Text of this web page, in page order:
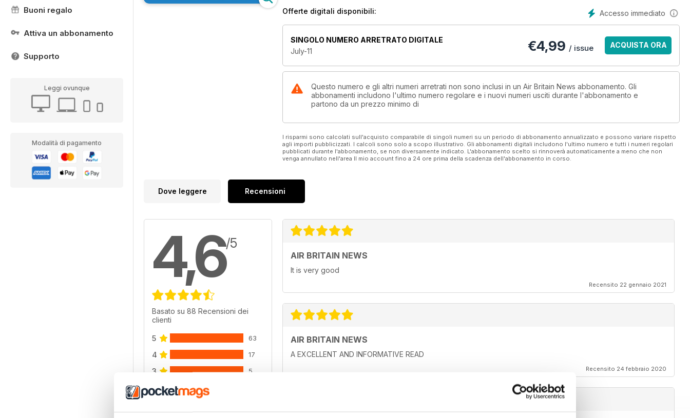
Buoni regalo
Attiva un abbonamento
Supporto
Leggi ovunque
Modalità di pagamento
Accesso immediato
Offerte digitali disponibili:
SINGOLO NUMERO ARRETRATO DIGITALE
July-11
€4,99 / issue ACQUISTA ORA
Questo numero e gli altri numeri arretrati non sono inclusi in un Air Britain News abbonamento. Gli
abbonamenti includono l'ultimo numero regolare e i nuovi numeri usciti durante l'abbonamento e
partono da un prezzo minimo di
I risparmi sono calcolati sull'acquisto comparabile di singoli numeri su un periodo di abbonamento annualizzato e possono variare rispetto
agli importi pubblicizzati. I calcoli sono solo a scopo illustrativo. Gli abbonamenti digitali includono l'ultimo numero e tutti i numeri regolari
pubblicati durante l'abbonamento, se non diversamente indicato. L'abbonamento scelto si rinnoverà automaticamente a meno che non
venga annullato nell'area Il mio account fino a 24 ore prima della scadenza dell'abbonamento in corso.
Dove leggere Recensioni
4,6/5
Basato su 88 Recensioni dei
clienti
5 63
4 17
3 5
2
AIR BRITAIN NEWS
It is very good
Recensito 22 gennaio 2021
AIR BRITAIN NEWS
A EXCELLENT AND INFORMATIVE READ
Recensito 24 febbraio 2020